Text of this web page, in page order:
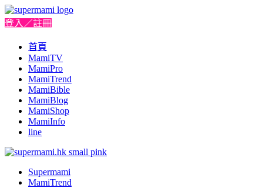
登入／註冊
首頁
MamiTV
MamiPro
MamiTrend
MamiBible
MamiBlog
MamiShop
MamiInfo
line
Supermami
MamiTrend